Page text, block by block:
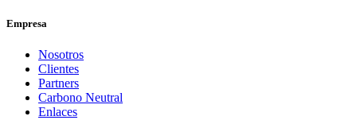
Empresa
Nosotros
Clientes
Partners
Carbono Neutral
Enlaces